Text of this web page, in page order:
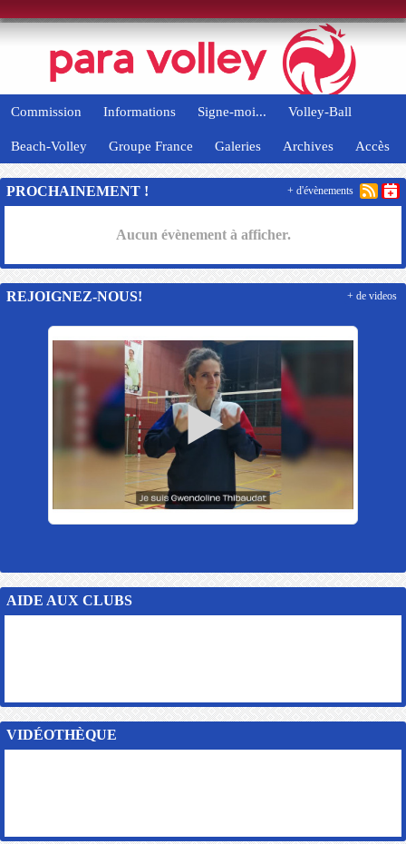
Commission Informations Signe-moi... Volley-Ball
Beach-Volley Groupe France Galeries Archives Accès
PROCHAINEMENT !
Aucun évènement à afficher.
+ d'évènements
REJOIGNEZ-NOUS! + de videos
AIDE AUX CLUBS
VIDÉOTHÈQUE